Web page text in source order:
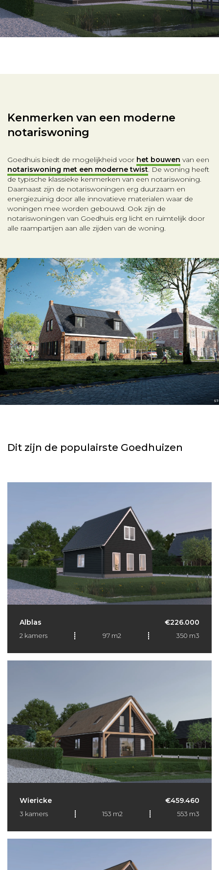
Kenmerken van een moderne
notariswoning
Goedhuis biedt de mogelijkheid voor het bouwen van een
notariswoning met een moderne twist. De woning heeft
de typische klassieke kenmerken van een notariswoning.
Daarnaast zijn de notariswoningen erg duurzaam en
energiezuinig door alle innovatieve materialen waar de
woningen mee worden gebouwd. Ook zijn de
notariswoningen van Goedhuis erg licht en ruimtelijk door
alle raampartijen aan alle zijden van de woning.
Dit zijn de populairste Goedhuizen
Alblas €226.000
2 kamers 97 m2 350 m3
Wiericke €459.460
3 kamers 153 m2 553 m3